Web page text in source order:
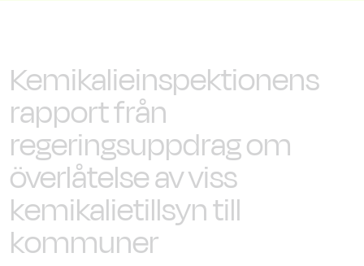
Kemikalieinspektionens
rapport från
regeringsuppdrag om
överlåtelse av viss
kemikalietillsyn till
kommuner